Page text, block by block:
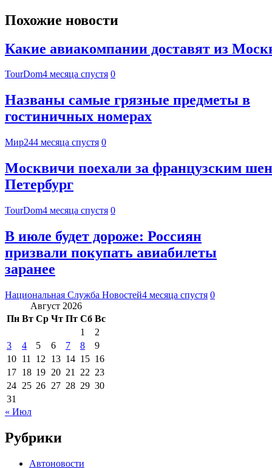
Похожие новости
Какие авиакомпании доставят из
TourDom4 месяца спустя 0
Названы самые грязные предметы в
гостиничных номерах
Мир244 месяца спустя 0
Москвичи поехали за французским
Петербург
TourDom4 месяца спустя 0
В июле будет дороже: Россиян
призвали покупать авиабилеты
заранее
Национальная Служба Новостей4 месяца спустя 0
Август 2026
Пн Вт Ср Чт Пт Сб Вс
1
2
3
4 5 6 7 8
9
10 11 12 13 14 15 16
17 18 19 20 21 22 23
24 25 26 27 28 29 30
31
« Июл
Рубрики
Автоновости